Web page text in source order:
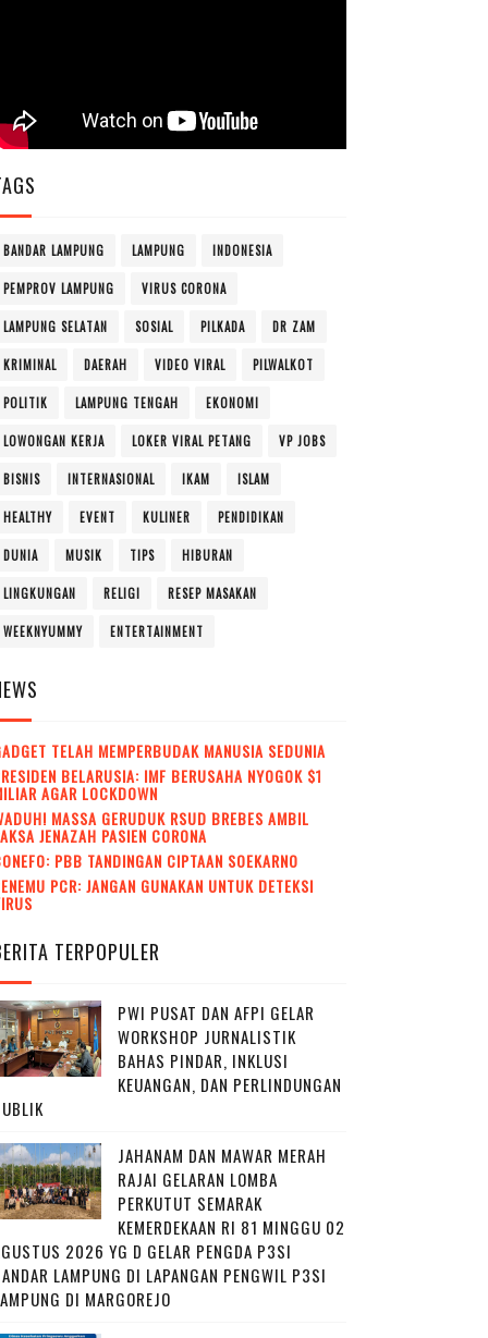
BANDAR LAMPUNG LAMPUNG INDONESIA
PEMPROV LAMPUNG VIRUS CORONA
LAMPUNG SELATAN SOSIAL PILKADA DR ZAM
KRIMINAL DAERAH VIDEO VIRAL PILWALKOT
POLITIK LAMPUNG TENGAH EKONOMI
LOWONGAN KERJA LOKER VIRAL PETANG VP JOBS
BISNIS INTERNASIONAL IKAM ISLAM
HEALTHY EVENT KULINER PENDIDIKAN
DUNIA MUSIK TIPS HIBURAN
LINGKUNGAN RELIGI RESEP MASAKAN
WEEKNYUMMY ENTERTAINMENT
TELAH MEMPERBUDAK MANUSIA SEDUNIA
BELARUSIA: IMF BERUSAHA NYOGOK $1
AGAR LOCKDOWN
MASSA GERUDUK RSUD BREBES AMBIL
JENAZAH PASIEN CORONA
PBB TANDINGAN CIPTAAN SOEKARNO
PCR: JANGAN GUNAKAN UNTUK DETEKSI
TERPOPULER
PWI PUSAT DAN AFPI GELAR
WORKSHOP JURNALISTIK
BAHAS PINDAR, INKLUSI
KEUANGAN, DAN PERLINDUNGAN
JAHANAM DAN MAWAR MERAH
RAJAI GELARAN LOMBA
PERKUTUT SEMARAK
KEMERDEKAAN RI 81 MINGGU 02
2026 YG D GELAR PENGDA P3SI
LAMPUNG DI LAPANGAN PENGWIL P3SI
DI MARGOREJO